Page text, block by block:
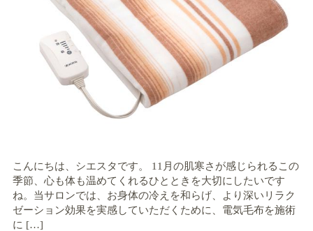
こんにちは、シエスタです。 11月の肌寒さが感じられるこの
季節、心も体も温めてくれるひとときを大切にしたいです
ね。当サロンでは、お身体の冷えを和らげ、より深いリラク
ゼーション効果を実感していただくために、電気毛布を施術
に […]